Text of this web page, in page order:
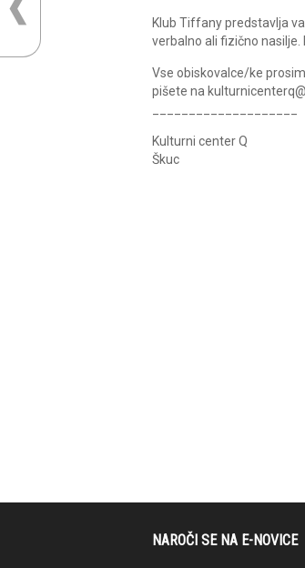
Klub Tiffany predstavlja
verbalno ali fizično
Vse obiskovalce/ke
pišete na
Kulturni center Q
Škuc
NAROČI SE NA E-NOVICE